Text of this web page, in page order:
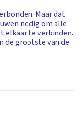
Maar dat
nodig om alle
elkaar te verbinden.
de grootste van de